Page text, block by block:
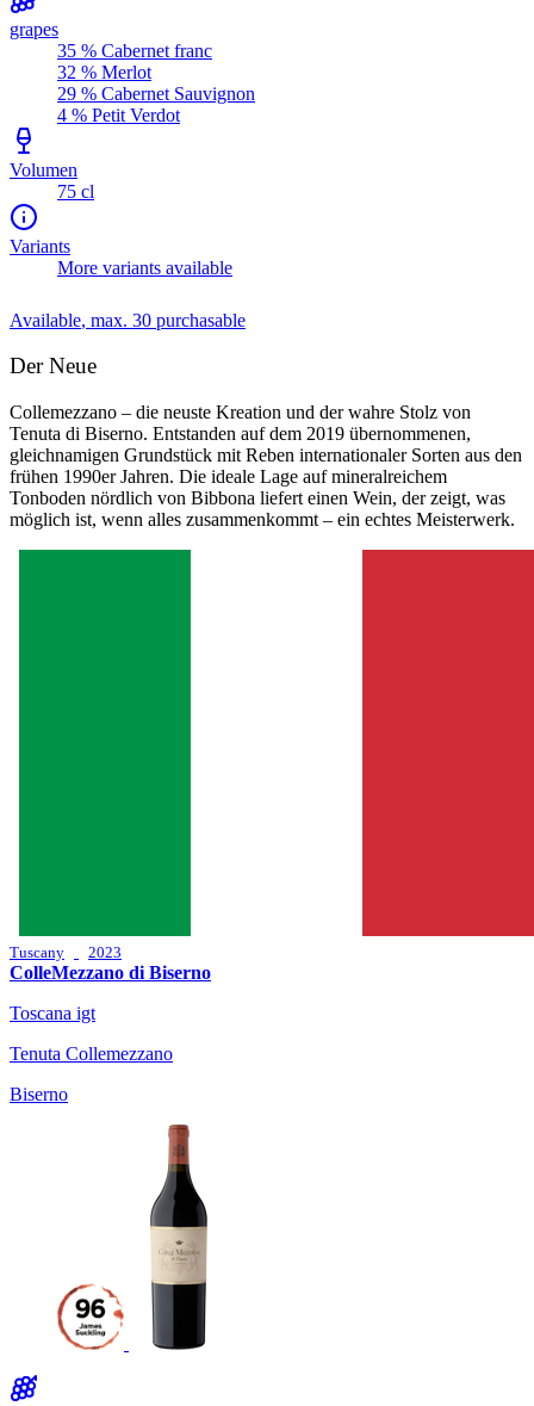
grapes
35 % Cabernet franc
32 % Merlot
29 % Cabernet Sauvignon
4 % Petit Verdot
Volumen
75 cl
Variants
More variants available
Available, max. 30 purchasable
Der Neue
Collemezzano – die neuste Kreation und der wahre Stolz von
Tenuta di Biserno. Entstanden auf dem 2019 übernommenen,
gleichnamigen Grundstück mit Reben internationaler Sorten aus den
frühen 1990er Jahren. Die ideale Lage auf mineralreichem
Tonboden nördlich von Bibbona liefert einen Wein, der zeigt, was
möglich ist, wenn alles zusammenkommt – ein echtes Meisterwerk.
Tuscany 2023
ColleMezzano di Biserno
Toscana igt
Tenuta Collemezzano
Biserno